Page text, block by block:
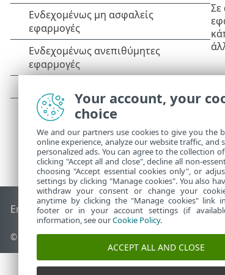
Σε
End of Life Γνωσιακή βάση ESETΟμάδα
© 1992 - 2026 ESET, spol. s r.o. - Με την επιφύλαξη
Your account, your
choice
We and our partners use cookies to give you the
online experience, analyze our website traffic, and
personalized ads. You can agree to the collection
clicking "Accept all and close", decline all non-
choosing "Accept essential cookies only", or
settings by clicking "Manage cookies". You also
withdraw your consent or change your
anytime by clicking the "Manage cookies" link
footer or in your account settings (if
information, see ourCookie Policy.
ACCEPT ALL AND CLOSE